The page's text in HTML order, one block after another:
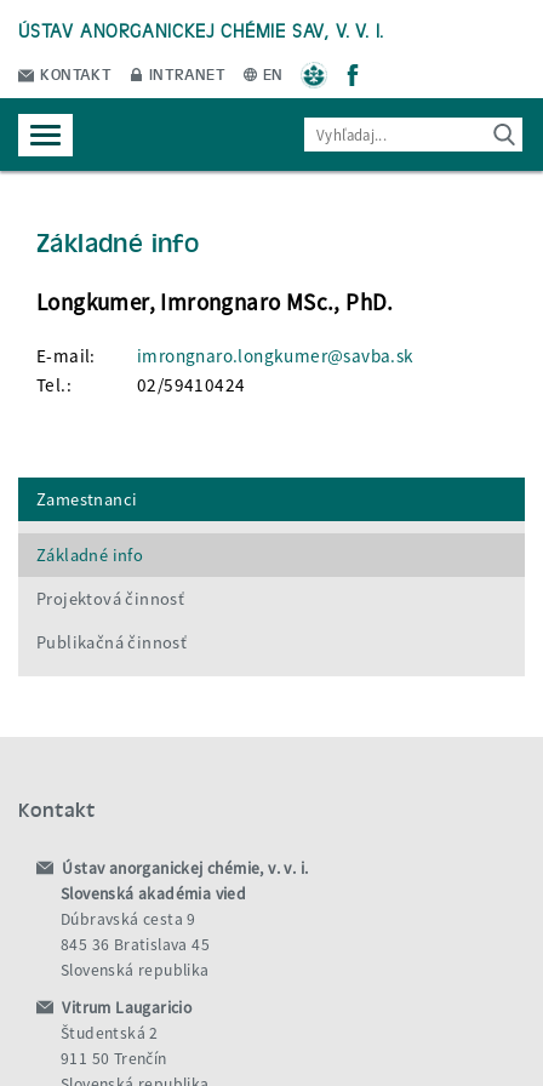
ÚSTAV ANORGANICKEJ CHÉMIE SAV, V. V. I.
KONTAKT INTRANET EN
Základné info
Longkumer, Imrongnaro MSc., PhD.
E-mail:
imrongnaro.longkumer@savba.sk
Tel.:
02/59410424
Zamestnanci
Základné info
Projektová činnosť
Publikačná činnosť
Kontakt
Ústav anorganickej chémie, v. v. i.
Slovenská akadémia vied
Dúbravská cesta 9
845 36 Bratislava 45
Slovenská republika
Vitrum Laugaricio
Študentská 2
911 50 Trenčín